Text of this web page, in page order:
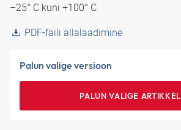
–25° C kuni +100° C
PDF-faili allalaadimine
Palun valige versioon
PALUN VALIGE ARTIKKEL